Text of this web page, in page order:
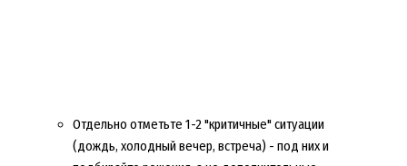
Отдельно отметьте 1-2 "критичные" ситуации
(дождь, холодный вечер, встреча) - под них и